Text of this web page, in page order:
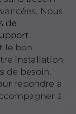
Nous
de
le bon
installation
de besoin.
répondre à
à